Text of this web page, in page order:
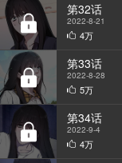
第32话
2022-8-21
4万
第33话
2022-8-28
5万
第34话
2022-9-4
4万